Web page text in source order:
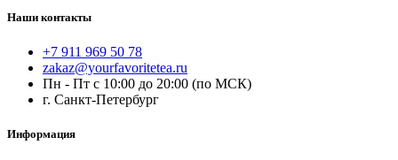
Наши контакты
+7 911 969 50 78
zakaz@yourfavoritetea.ru
Пн - Пт с 10:00 до 20:00 (по МСК)
г. Санкт-Петербург
Информация